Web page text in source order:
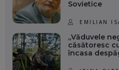
Sovietice
EMILIAN
„Văduvele
căsătoresc
încasa